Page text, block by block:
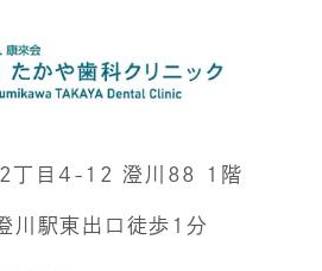
2丁目4-12 澄川88 1階
川駅東出口徒歩1分